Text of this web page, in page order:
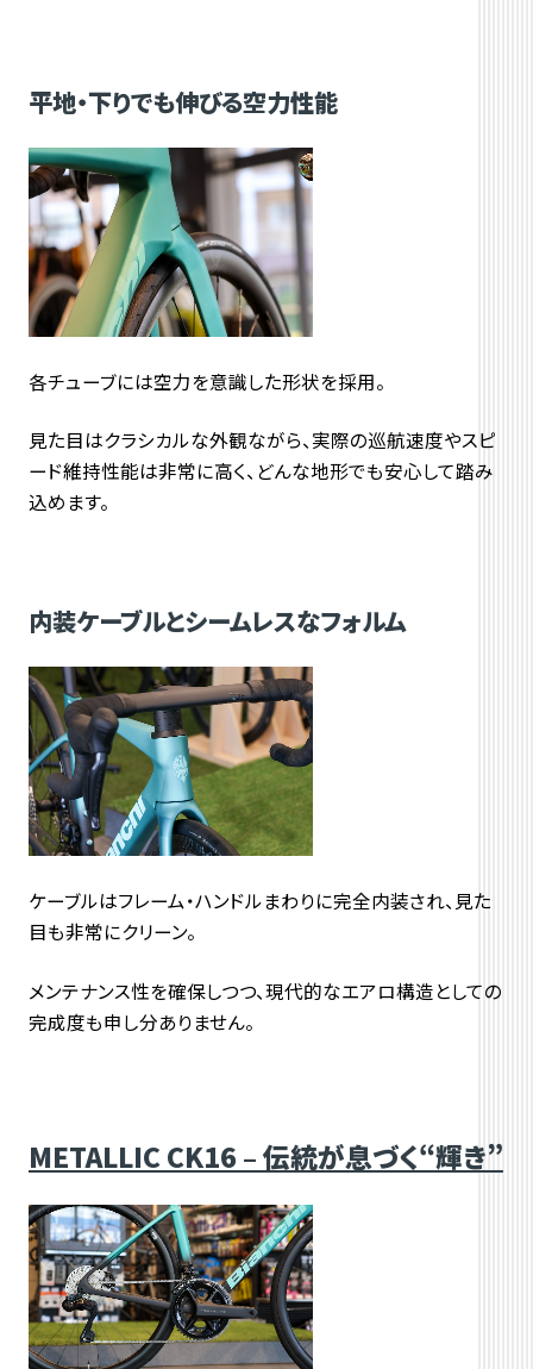
平地・下りでも伸びる空力性能
各チューブには空力を意識した形状を採用。
見た目はクラシカルな外観ながら、実際の巡航速度やスピ
ード維持性能は非常に高く、 どんな地形でも安心して踏み
込めます。
内装ケーブルとシームレスなフォルム
ケーブルはフレーム・ハンドルまわりに完全内装され、 見た
目も非常にクリーン。
メンテナンス性を確保しつつ、現代的なエアロ構造としての
完成度も申し分ありません。
METALLIC CK16 – 伝統が息づく“輝き”